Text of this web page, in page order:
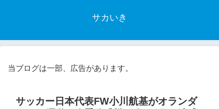
サカいき
当ブログは一部、広告があります。
サッカー日本代表FW小川航基がオランダ